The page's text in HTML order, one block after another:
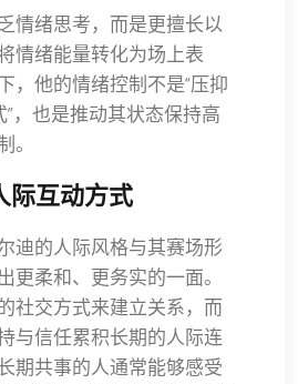
情绪思考，而是更擅长以
情绪能量转化为场上表
，他的情绪控制不是“压抑
”，也是推动其状态保持高
。
际互动方式
迪的人际风格与其赛场形
更柔和、更务实的一面。
社交方式来建立关系，而
与信任累积长期的人际连
期共事的人通常能够感受